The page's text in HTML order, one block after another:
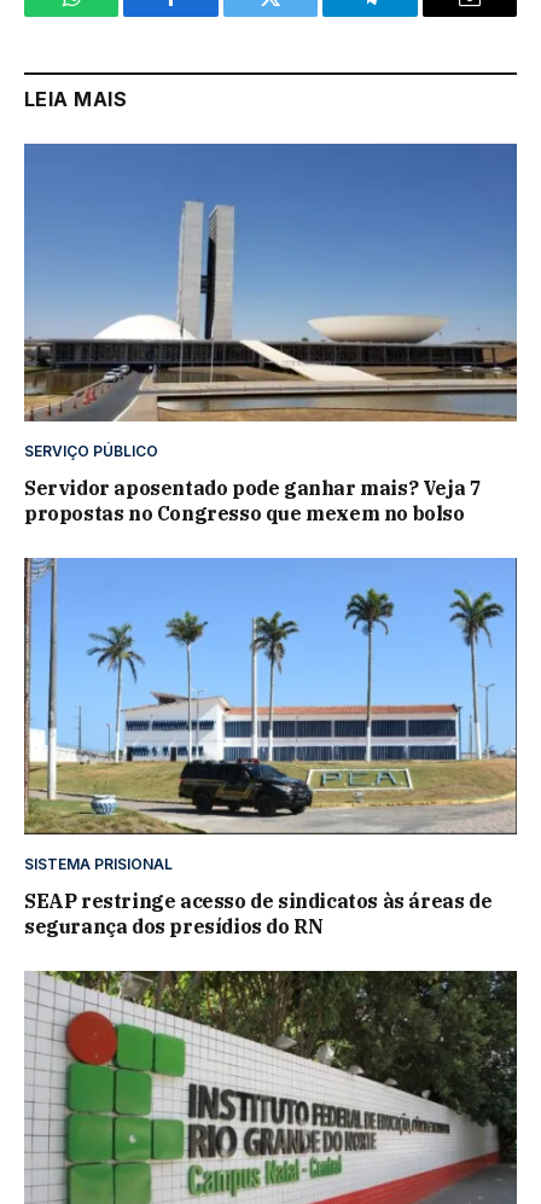
WhatsApp Facebook Twitter Telegram Email
LEIA MAIS
SERVIÇO PÚBLICO
Servidor aposentado pode ganhar mais? Veja 7
propostas no Congresso que mexem no bolso
SISTEMA PRISIONAL
SEAP restringe acesso de sindicatos às áreas de
segurança dos presídios do RN